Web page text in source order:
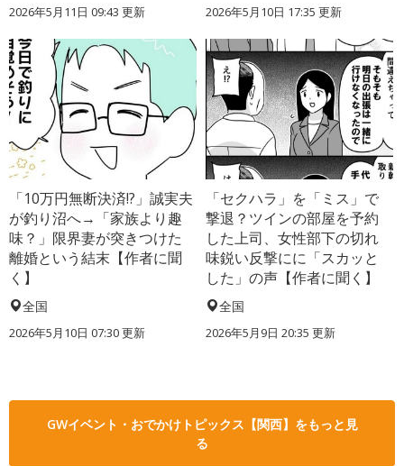
2026年5月11日 09:43 更新 2026年5月10日 17:35 更新
「10万円無断決済!?」誠実夫
が釣り沼へ→「家族より趣
味？」限界妻が突きつけた
離婚という結末【作者に聞
く】
全国
2026年5月10日 07:30 更新
「セクハラ」を「ミス」で
撃退？ツインの部屋を予約
した上司、女性部下の切れ
味鋭い反撃にに「スカッと
した」の声【作者に聞く】
全国
2026年5月9日 20:35 更新
GWイベント・おでかけトピックス【関西】をもっと見
る